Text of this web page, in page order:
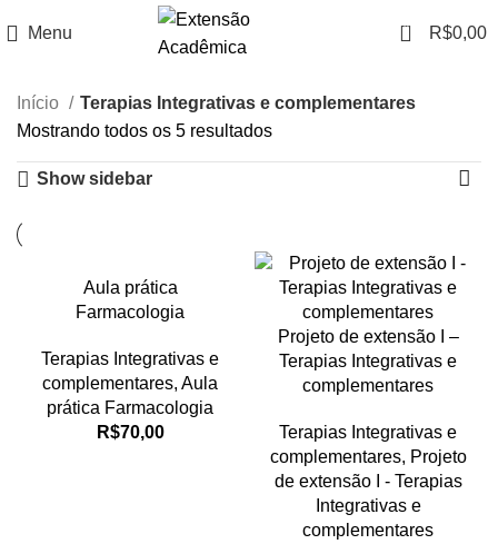
Menu 0 R$0,00
Início
Terapias Integrativas e complementares
Mostrando todos os 5 resultados
Show sidebar
Aula prática
Farmacologia
Terapias Integrativas e
complementares, Aula
prática Farmacologia
R$70,00
Projeto de extensão I –
Terapias Integrativas e
complementares
Terapias Integrativas e
complementares, Projeto
de extensão I - Terapias
Integrativas e
complementares